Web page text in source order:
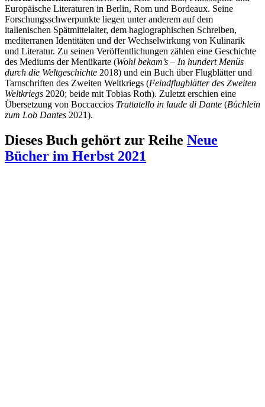
Europäische Literaturen in Berlin, Rom und Bordeaux. Seine
Forschungsschwerpunkte liegen unter anderem auf dem
italienischen Spätmittelalter, dem hagiographischen Schreiben,
mediterranen Identitäten und der Wechselwirkung von Kulinarik
und Literatur. Zu seinen Veröffentlichungen zählen eine Geschichte
des Mediums der Menükarte (Wohl bekam’s – In hundert Menüs
durch die Weltgeschichte 2018) und ein Buch über Flugblätter und
Tarnschriften des Zweiten Weltkriegs (Feindflugblätter des Zweiten
Weltkriegs 2020; beide mit Tobias Roth). Zuletzt erschien eine
Übersetzung von Boccaccios Trattatello in laude di Dante (Büchlein
zum Lob Dantes 2021).
Dieses Buch gehört zur Reihe Neue
Bücher im Herbst 2021